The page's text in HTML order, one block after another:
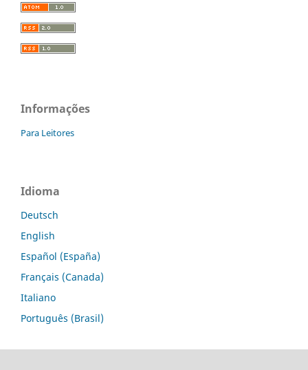
Informações
Para Leitores
Idioma
Deutsch
English
Español (España)
Français (Canada)
Italiano
Português (Brasil)